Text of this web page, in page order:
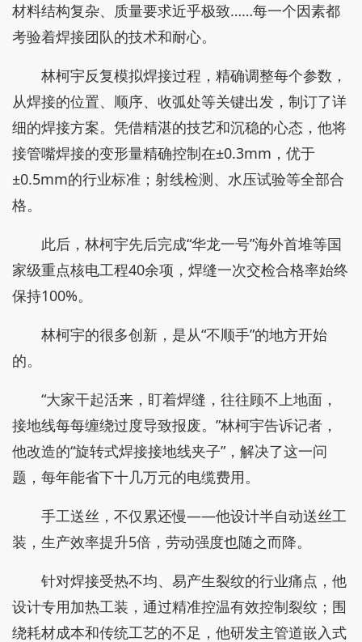
材料结构复杂、质量要求近乎极致……每一个因素都
考验着焊接团队的技术和耐心。
林柯宇反复模拟焊接过程，精确调整每个参数，
从焊接的位置、顺序、收弧处等关键出发，制订了详
细的焊接方案。凭借精湛的技艺和沉稳的心态，他将
接管嘴焊接的变形量精确控制在±0.3mm，优于
±0.5mm的行业标准；射线检测、水压试验等全部合
格。
此后，林柯宇先后完成“华龙一号”海外首堆等国
家级重点核电工程40余项，焊缝一次交检合格率始终
保持100%。
林柯宇的很多创新，是从“不顺手”的地方开始
的。
“大家干起活来，盯着焊缝，往往顾不上地面，
接地线每每缠绕过度导致报废。”林柯宇告诉记者，
他改造的“旋转式焊接接地线夹子”，解决了这一问
题，每年能省下十几万元的电缆费用。
手工送丝，不仅累还慢——他设计半自动送丝工
装，生产效率提升5倍，劳动强度也随之而降。
针对焊接受热不均、易产生裂纹的行业痛点，他
设计专用加热工装，通过精准控温有效控制裂纹；围
绕耗材成本和传统工艺的不足，他研发主管道嵌入式